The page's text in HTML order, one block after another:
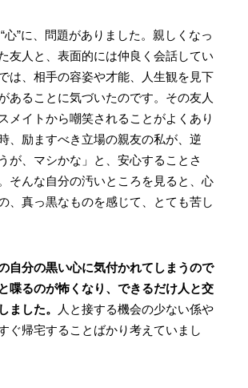
心”に、問題がありました。親しくなっ
友人と、表面的には仲良く会話してい
は、相手の容姿や才能、人生観を見下
あることに気づいたのです。その友人
メイトから嘲笑されることがよくあり
、励ますべき立場の親友の私が、逆
が、マシかな」と、安心することさ
そんな自分の汚いところを見ると、心
、真っ黒なものを感じて、とても苦し
自分の黒い心に気付かれてしまうので
喋るのが怖くなり、できるだけ人と交
ました。
人と接する機会の少ない係や
ぐ帰宅することばかり考えていまし